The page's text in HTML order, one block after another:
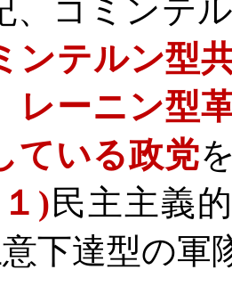
コミンテ
ンテルン型
レーニン型
ている政党
１ ) 民主主義
意下達型の